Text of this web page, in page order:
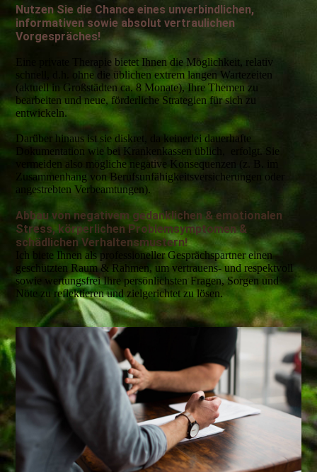
Nutzen Sie die Chance eines unverbindlichen,
informativen sowie absolut vertraulichen
Vorgespräches!
Eine private Therapie bietet Ihnen die Möglichkeit, relativ
schnell, d.h. ohne die üblichen extrem langen Wartezeiten
(aktuell in Großstädten ca. 8 Monate), Ihre Themen zu
bearbeiten und neue, förderliche Strategien für sich zu
entwickeln.
Darüber hinaus ist sie diskret, da keinerlei dauerhafte
Dokumentation wie bei Krankenkassen üblich, erfolgt. Sie
vermeiden also mögliche negative Konsequenzen (z. B. im
Zusammenhang von Berufsunfähigkeitsversicherungen oder
angestrebten Verbeamtungen).
Abbau von negativem gedanklichen & emotionalen
Stress, körperlichen Problemsymptomen &
schädlichen Verhaltensmustern!
Ich biete Ihnen als professioneller Gesprächspartner einen
geschützten Raum & Rahmen, um vertrauens- und respektvoll
sowie wertungsfrei Ihre persönlichsten Fragen, Sorgen und
Nöte zu reflektieren und zielgerichtet zu lösen.